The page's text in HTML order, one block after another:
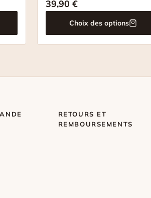
39,90 €
Choix des options
RETOURS ET
REMBOURSEMENTS